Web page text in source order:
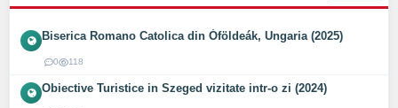
Biserica Romano Catolica din Óföldeák, Ungaria (2025)
0 118
Obiective Turistice in Szeged vizitate intr-o zi (2024)